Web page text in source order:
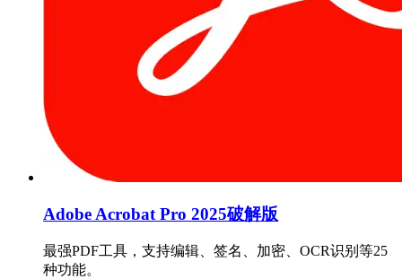
Adobe Acrobat Pro 2025破解版
最强PDF工具，支持编辑、签名、加密、OCR识别等25
种功能。